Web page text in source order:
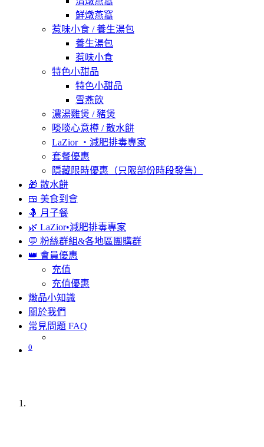
鮮燉燕窩
惹味小食 / 養生湯包
養生湯包
惹味小食
特色小甜品
特色小甜品
雪燕飲
濃湯雞煲 / 豬煲
啖啖心意樽 / 散水餅
LaZior ・減肥排毒專家
套餐優惠
隱藏限時優惠（只限部份時段發售）
🎁 散水餅
🍱 美食到會
🤱 月子餐
🌿 LaZior•減肥排毒專家
💬 粉絲群組&各地區團購群
👑 會員優惠
充值
充值優惠
燉品小知識
關於我們
常見問題 FAQ
0